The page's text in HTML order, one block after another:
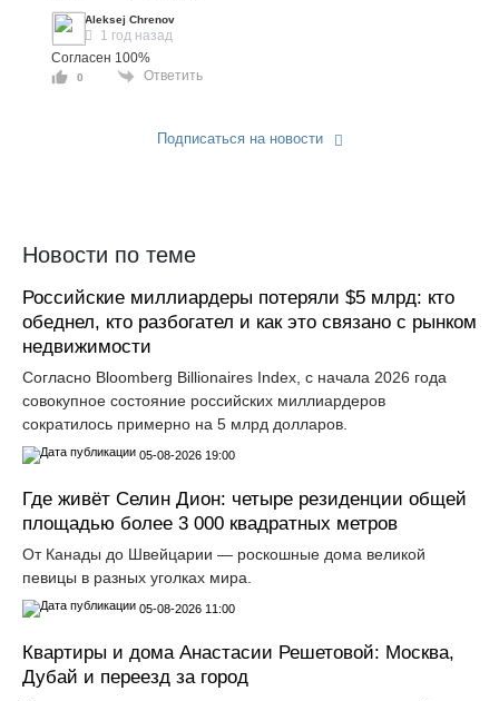
Aleksej Chrenov
1 год назад
Согласен 100%
0 Ответить
Подписаться на новости
Новости по теме
Российские миллиардеры потеряли $5 млрд: кто
обеднел, кто разбогател и как это связано с рынком
недвижимости
Согласно Bloomberg Billionaires Index, с начала 2026 года
совокупное состояние российских миллиардеров
сократилось примерно на 5 млрд долларов.
05-08-2026 19:00
Где живёт Селин Дион: четыре резиденции общей
площадью более 3 000 квадратных метров
От Канады до Швейцарии — роскошные дома великой
певицы в разных уголках мира.
05-08-2026 11:00
Квартиры и дома Анастасии Решетовой: Москва,
Дубай и переезд за город